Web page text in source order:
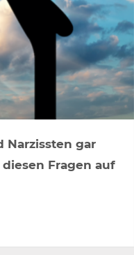
Narzissten gar
Fragen auf